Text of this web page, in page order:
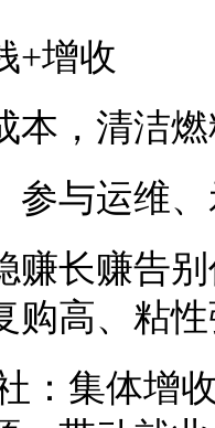
+增收
本，清洁
参与运维
赚长赚告
购高、粘
：集体增